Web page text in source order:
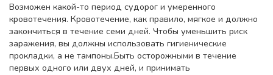
Возможен какой-то период судорог и умеренного
кровотечения. Кровотечение, как правило, мягкое и должно
закончиться в течение семи дней. Чтобы уменьшить риск
заражения, вы должны использовать гигиенические
прокладки, а не тампоны.Быть осторожными в течение
первых одного или двух дней, и принимать